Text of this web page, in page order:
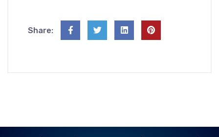
Share: